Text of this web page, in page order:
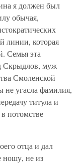
я должен был
обычая,
линии, которая
Семья эта
Скрыдлов, муж
Смоленской
не угасла фамилия,
титула и
потомстве
отца и дал
ношу, не из